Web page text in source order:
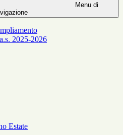
Menu di
2025-2026
Estate